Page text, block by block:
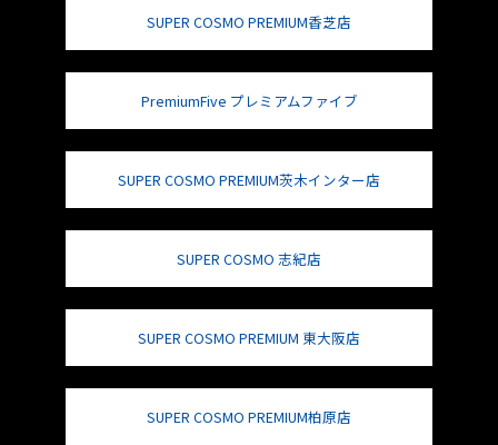
SUPER COSMO PREMIUM香芝店
PremiumFive プレミアムファイブ
SUPER COSMO PREMIUM茨木インター店
SUPER COSMO 志紀店
SUPER COSMO PREMIUM 東大阪店
SUPER COSMO PREMIUM柏原店